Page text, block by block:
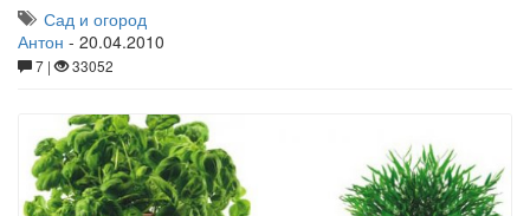
Сад и огород
Антон - 20.04.2010
7 | 33052